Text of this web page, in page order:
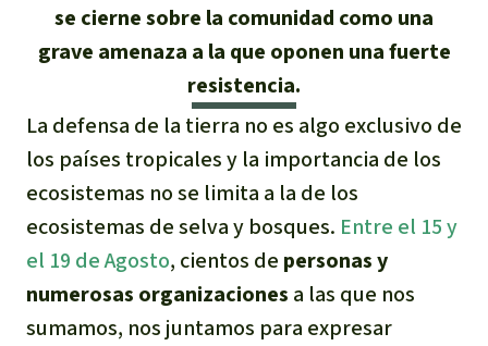
Metales
Minería
Agrotoxicos
Aceite de palma
REDD
Indonesia
se cierne sobre la comunidad como una
grave amenaza a la que oponen una fuerte
resistencia.
La defensa de la tierra no es algo exclusivo de
los países tropicales y la importancia de los
ecosistemas no se limita a la de los
ecosistemas de selva y bosques. Entre el 15 y
el 19 de Agosto, cientos de personas y
numerosas organizaciones a las que nos
sumamos, nos juntamos para expresar